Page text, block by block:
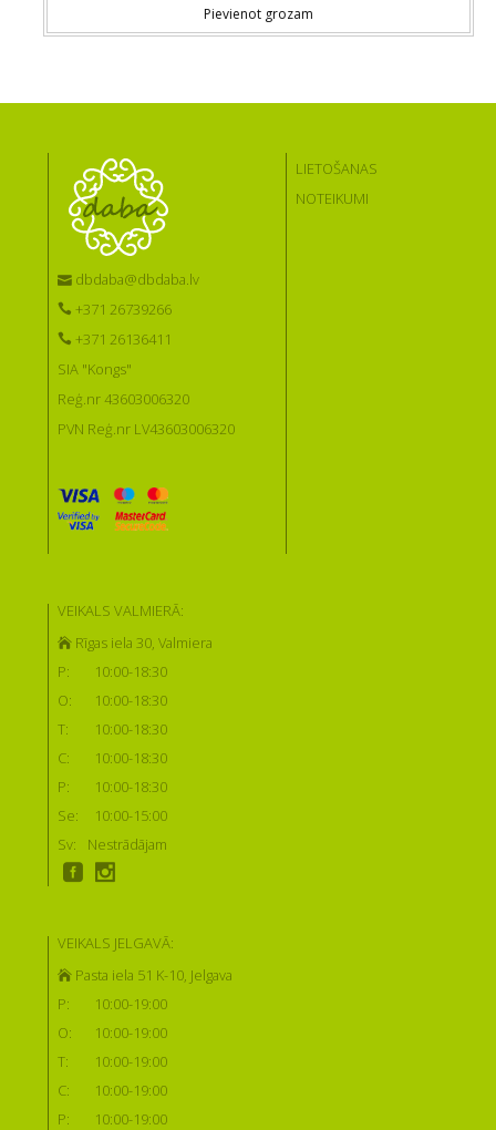
Pievienot grozam
dbdaba@dbdaba.lv
+371 26739266
+371 26136411
SIA "Kongs"
Reģ.nr 43603006320
PVN Reģ.nr LV43603006320
LIETOŠANAS
NOTEIKUMI
VEIKALS VALMIERĀ:
Rīgas iela 30, Valmiera
P:
10:00-18:30
O:
10:00-18:30
T:
10:00-18:30
C:
10:00-18:30
P:
10:00-18:30
Se:
10:00-15:00
Sv:
Nestrādājam
VEIKALS JELGAVĀ:
Pasta iela 51 K-10, Jelgava
P:
10:00-19:00
O:
10:00-19:00
T:
10:00-19:00
C:
10:00-19:00
P:
10:00-19:00